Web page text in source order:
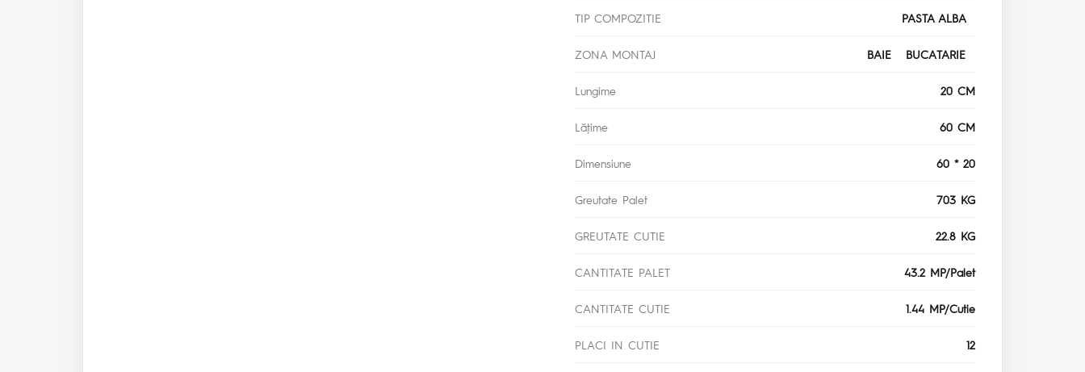
TIP COMPOZITIE PASTA ALBA
ZONA MONTAJ BAIE BUCATARIE
Lungime 20 CM
Lăţime 60 CM
Dimensiune 60 * 20
Greutate Palet 703 KG
GREUTATE CUTIE 22.8 KG
CANTITATE PALET 43.2 MP/Palet
CANTITATE CUTIE 1.44 MP/Cutie
PLACI IN CUTIE 12